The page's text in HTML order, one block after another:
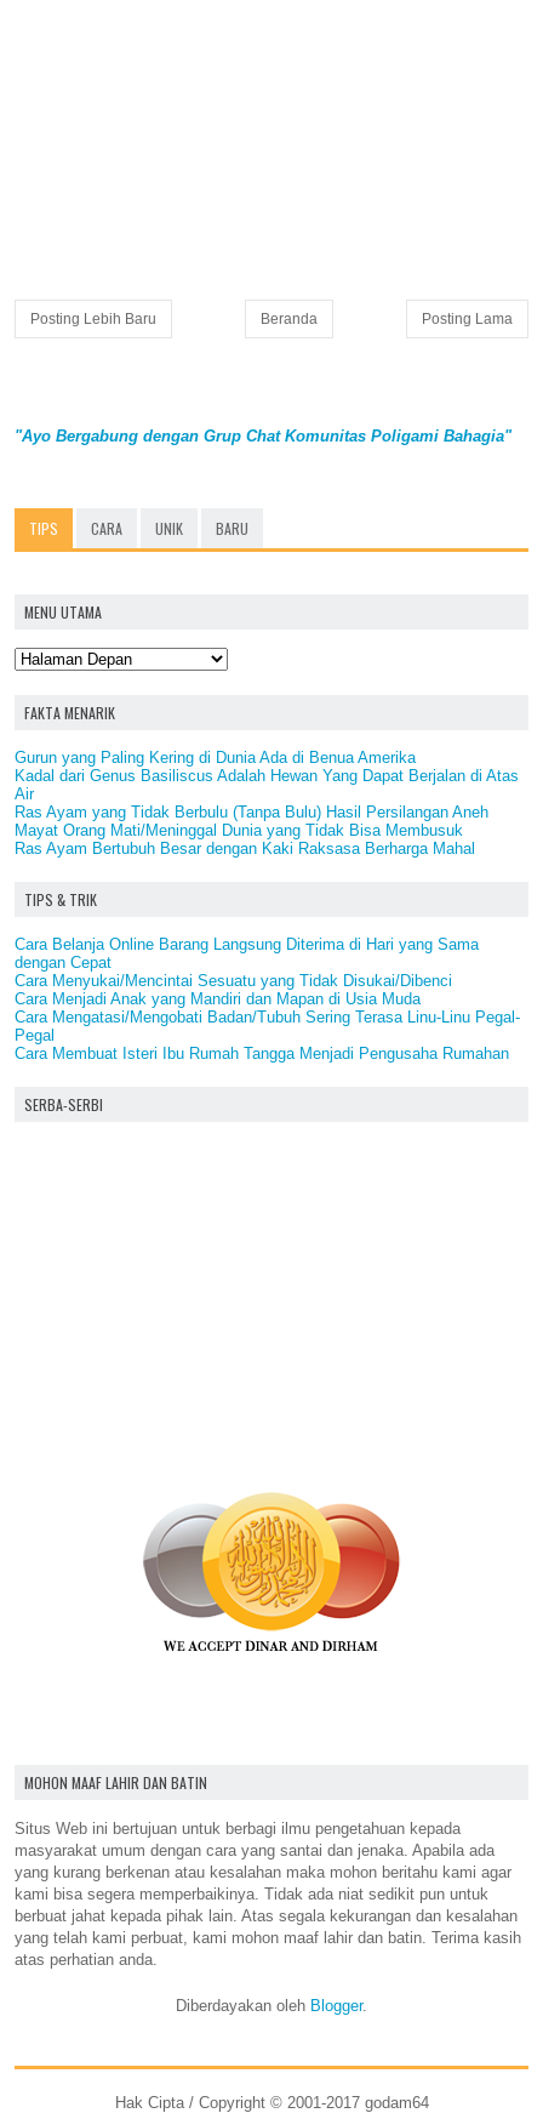
Posting Lebih Baru Posting Lama
Beranda
"Ayo Bergabung dengan Grup Chat Komunitas Poligami Bahagia"
TIPS CARA UNIK BARU
MENU UTAMA
FAKTA MENARIK
Gurun yang Paling Kering di Dunia Ada di Benua Amerika
Kadal dari Genus Basiliscus Adalah Hewan Yang Dapat Berjalan di Atas
Air
Ras Ayam yang Tidak Berbulu (Tanpa Bulu) Hasil Persilangan Aneh
Mayat Orang Mati/Meninggal Dunia yang Tidak Bisa Membusuk
Ras Ayam Bertubuh Besar dengan Kaki Raksasa Berharga Mahal
TIPS & TRIK
Cara Belanja Online Barang Langsung Diterima di Hari yang Sama
dengan Cepat
Cara Menyukai/Mencintai Sesuatu yang Tidak Disukai/Dibenci
Cara Menjadi Anak yang Mandiri dan Mapan di Usia Muda
Cara Mengatasi/Mengobati Badan/Tubuh Sering Terasa Linu-Linu Pegal-
Pegal
Cara Membuat Isteri Ibu Rumah Tangga Menjadi Pengusaha Rumahan
SERBA-SERBI
MOHON MAAF LAHIR DAN BATIN
Situs Web ini bertujuan untuk berbagi ilmu pengetahuan kepada
masyarakat umum dengan cara yang santai dan jenaka. Apabila ada
yang kurang berkenan atau kesalahan maka mohon beritahu kami agar
kami bisa segera memperbaikinya. Tidak ada niat sedikit pun untuk
berbuat jahat kepada pihak lain. Atas segala kekurangan dan kesalahan
yang telah kami perbuat, kami mohon maaf lahir dan batin. Terima kasih
atas perhatian anda.
Diberdayakan oleh Blogger.
Hak Cipta / Copyright © 2001-2017 godam64